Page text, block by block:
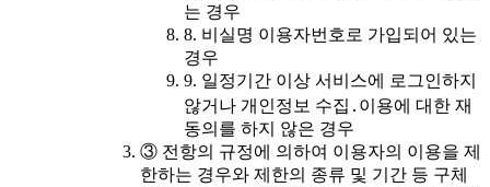
는 경우
8. 비실명 이용자번호로 가입되어 있는
경우
9. 일정기간 이상 서비스에 로그인하지
않거나 개인정보 수집․이용에 대한 재
동의를 하지 않은 경우
③ 전항의 규정에 의하여 이용자의 이용을 제
한하는 경우와 제한의 종류 및 기간 등 구체